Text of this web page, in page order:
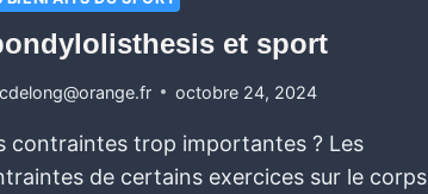
et sport
cdelong@orange.fr octobre 24, 2024
contraintes trop importantes ? Les
de certains exercices sur le corps